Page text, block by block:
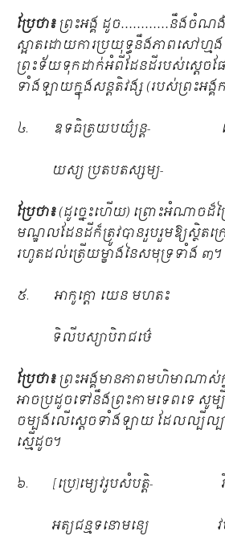
ប្រែថា៖ព្រះអង្គ ដូច…………នឹងចំណង់
ស្អាតដោយការប្រយុទ្ធនឹងភាពសៅហ្ម
ព្រះទ័យទុកដាក់អំពីដែនដីរបស់ស្ដេច
ទាំងឡាយក្នុងសន្តតិវង្ស (របស់ព្រះអង្គ
៤. ឧទធិត្រយបយ៌្យន្ត- មេក
យស្យ ប្រតបតស្សម្យ- គភូ
ប្រែថា៖(ដូច្នេះហើយ) ព្រោះអំណាចដ៏ក្
មណ្ឌលដែនដីក៏ត្រូវបានរួបរួមឱ្យស្ថិតក្
រហូតដល់ត្រើយម្ខាងនៃសមុទ្រទាំង ៣។
៥. អាកូក្ដោ យេន មហតះ ក
ទិលីបស្យាបិរាជឞ៌េ រសម
ប្រែថា៖ព្រះអង្គមានភាពមហិមាណាស់
អាចប្រដូចទៅនឹងព្រះកាមទេពទេ សូម្
ចម្បងលើស្ដេចទាំងឡាយ ដែលល្បីល្
ស្មើដូច។
៦. [ប្រេ]ម្យេវរូបសំបត្តិ- រិតិរូ
អត្យជន្មទនោមន្យេ វបុឞ្ម